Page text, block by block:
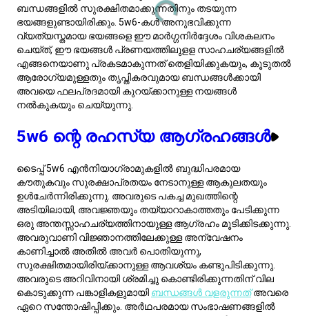
കൊടുക്കുന്ന പങ്കാളികളുമായിബന്ധങ്ങൾ വളരുന്നത്
ഏറെ സന്തോഷിപ്പിക്കും. അര്‍ഥപരമായ സംഭാഷണങ്ങളിൽ
പങ്കെടുക്കുക, താൽപ്പര്യമുള്ള ലേഖനങ്ങൾ പങ്കിടുക, ഒപ്പം
വിശ്വസനീയമായ സാന്നിധ്യം നൽകുക ഇവർക്ക് വലിയ
ആശ്വാസവും ബന്ധവും നൽകും. ഈ പരസ്പരാഗ്രഹങ്ങൾ
മനസ്സിലാക്കുന്നത് ഒരുപോലെ ബുദ്ധിപരവുമായും
വികാരപരവുമായും ആവശ്യങ്ങൾ നിറവേറ്റുന്ന, കൂടുതൽ
സുതാര്യവും സമ്പുഷ്ടവുമായ ബന്ധത്തിനു
പരിവര്‍ത്തിതയാത്ര: 5w6 ന്റെ
ജീവിതകാലയളവ്
5w6വ്യക്തിത്വ തരംജീവിതത്തിലൂടെ ഒരു പ്രത്യേക യാത്ര
ആരംഭിക്കുന്നു, ഓരോ ഘട്ടത്തിലും വികസിക്കുന്ന
അറിവിനായുള്ള തിരക്കോടുകൂടിയ കൗതുകം കൊണ്ട്
അടയാളപ്പെടുത്തുന്നു. ബാല്യത്തിൽ, 5w6 കളിക്കാർക്ക്
ഒറ്റയ്ക്കുള്ള കളിയും അവരുടെ താൽപ്പര്യങ്ങളുടെ
ആഴത്തിലുള്ള അന്വേഷണവും ഇഷ്ടമാണ്, ഇത് അവരുടെ
വിശകലന സ്വഭാവത്തിന് അടിസ്ഥാനം വയ്ക്കുന്നു. അവർ
കൗമാരത്തിലേക്ക് മാറുമ്പോൾ, ഈ അന്തർമുഖത്വവും
ബുദ്ധിയും ചേർന്നത് ഉയർന്നസാമൂഹിക ആശങ്കയിലേക്ക്
നയിക്കാം, എങ്കിലും ലോകത്തെ മനസ്സിലാക്കാനുള്ള അവരുടെ